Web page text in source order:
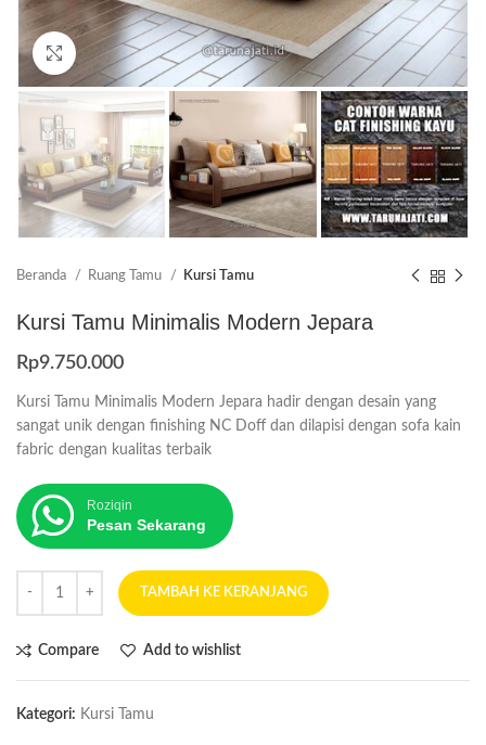
Click to enlarge
Beranda Ruang Tamu Kursi Tamu
Kursi Tamu Minimalis Modern Jepara
Rp9.750.000
Kursi Tamu Minimalis Modern Jepara hadir dengan desain yang
sangat unik dengan finishing NC Doff dan dilapisi dengan sofa kain
fabric dengan kualitas terbaik
Roziqin
Pesan Sekarang
TAMBAH KE KERANJANG
Compare Add to wishlist
Kategori: Kursi Tamu